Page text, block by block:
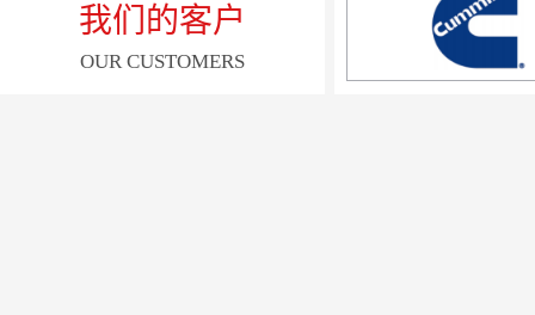
我们的客户
OUR CUSTOMERS